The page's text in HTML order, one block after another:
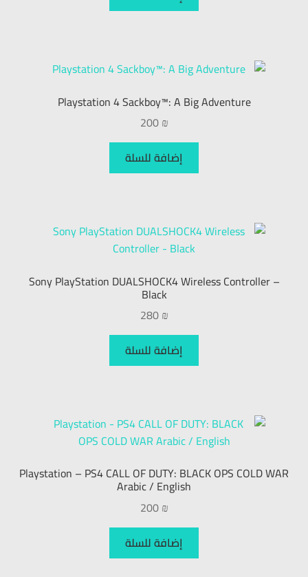
Playstation 4 Sackboy™: A Big Adventure
200₪
إضافة للسلة
Sony PlayStation DUALSHOCK4 Wireless Controller –
Black
280₪
إضافة للسلة
Playstation – PS4 CALL OF DUTY: BLACK OPS COLD WAR
Arabic / English
200₪
إضافة للسلة